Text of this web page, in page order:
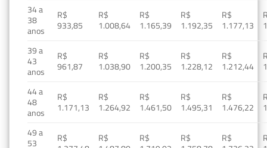
34 a
38
anos
R$
933,85
R$
1.008,64
R$
1.165,39
R$
1.192,35
R$
1.177,13
39 a
43
anos
R$
961,87
R$
1.038,90
R$
1.200,35
R$
1.228,12
R$
1.212,44
44 a
48
anos
R$
1.171,13
R$
1.264,92
R$
1.461,50
R$
1.495,31
R$
1.476,22
49 a
53
R$
R$
R$
R$
R$